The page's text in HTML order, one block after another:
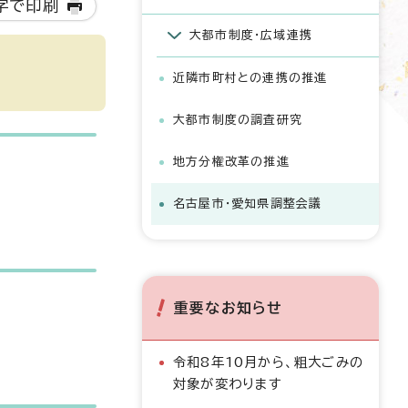
で印刷
大都市制度・広域連携
近隣市町村との連携の推進
大都市制度の調査研究
地方分権改革の推進
名古屋市・愛知県調整会議
重要なお知らせ
令和8年10月から、粗大ごみの
対象が変わります